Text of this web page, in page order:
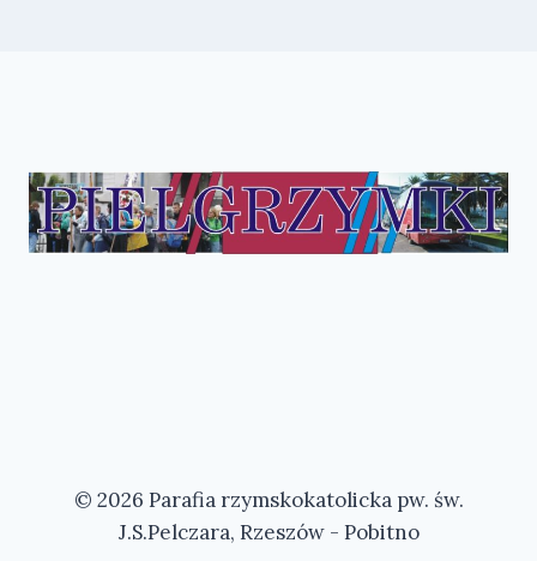
© 2026 Parafia rzymskokatolicka pw. św.
J.S.Pelczara, Rzeszów - Pobitno